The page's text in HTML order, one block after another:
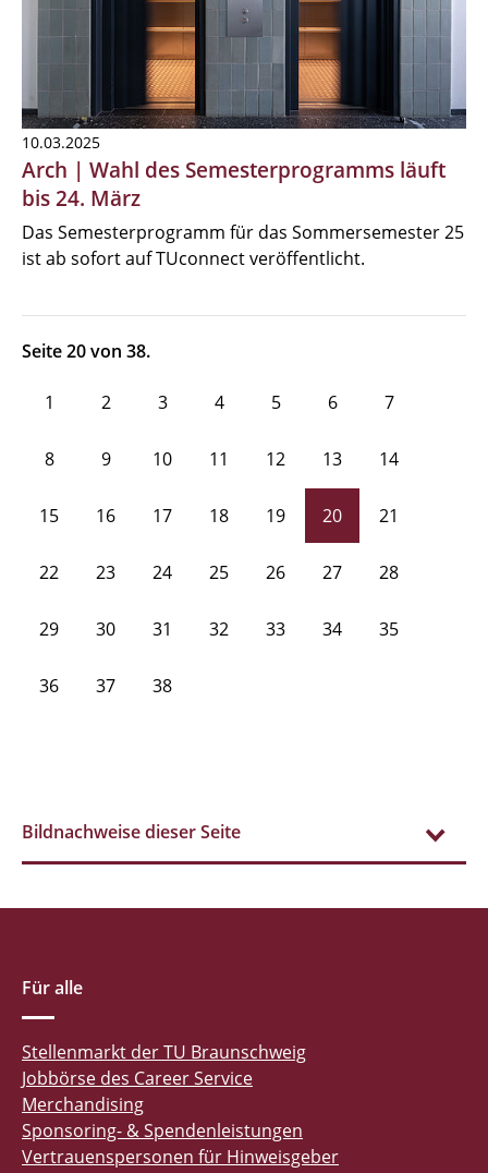
10.03.2025
Arch | Wahl des Semesterprogramms läuft
bis 24. März
Das Semesterprogramm für das Sommersemester 25
ist ab sofort auf TUconnect veröffentlicht.
Seite 20 von 38.
1 2 3 4 5 6 7
8 9 10 11 12 13 14
15 16 17 18 19 20 21
22 23 24 25 26 27 28
29 30 31 32 33 34 35
36 37 38
Bildnachweise dieser Seite
Für alle
Stellenmarkt der TU Braunschweig
Jobbörse des Career Service
Merchandising
Sponsoring- & Spendenleistungen
Vertrauenspersonen für Hinweisgeber